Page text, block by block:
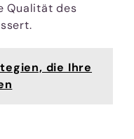
Qualität des
die Ihre